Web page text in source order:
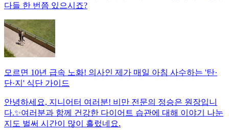
다들 한 번쯤 있으시죠?
모르면 10년 급속 노화! 의사인 제가 매일 아침 사수하는 '탄·
단·지' 식단 가이드
안녕하세요, 지니어터 여러분! 비만 전문의 정승은 원장입니
다.✨여러분과 함께 건강한 다이어트 습관에 대해 이야기 나눈
지도 벌써 시간이 많이 흘렀네요.